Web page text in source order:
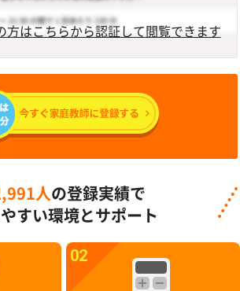
方はこちらから認証して閲覧できます
人 の登録実績で
すい環境とサポート
02